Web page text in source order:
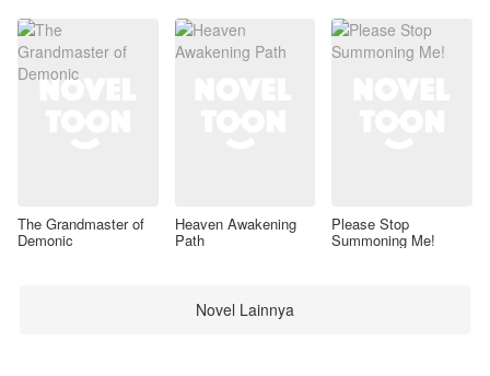
The Grandmaster of
Demonic
Heaven Awakening
Path
Please Stop
Summoning Me!
Novel Lainnya